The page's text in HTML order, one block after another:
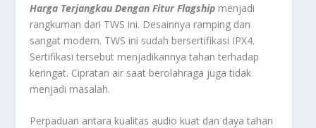
Harga Terjangkau Dengan Fitur Flagship menjadi
rangkuman dari TWS ini. Desainnya ramping dan
sangat modern. TWS ini sudah bersertifikasi IPX4.
Sertifikasi tersebut menjadikannya tahan terhadap
keringat. Cipratan air saat berolahraga juga tidak
menjadi masalah.
Perpaduan antara kualitas audio kuat dan daya tahan